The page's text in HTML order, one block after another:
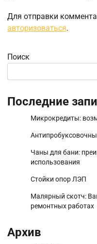
Для отправки
авторизоваться.
Поиск
Последние
Микрокредиты:
Чаны для бани:
использования
Стойки опор ЛЭП
Малярный скотч:
ремонтных работах
Архив